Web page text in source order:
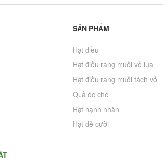
SẢN PHẨM
Hạt điều
Hạt điều rang muối vỏ lụa
Hạt điều rang muối tách vỏ
Quả óc chó
Hạt hạnh nhân
Hạt dẻ cười